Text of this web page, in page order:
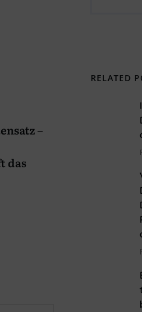
–
das
RELATED